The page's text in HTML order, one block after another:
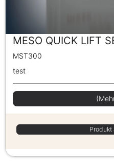
MESO QUICK LIFT
MST300
test
Produkt